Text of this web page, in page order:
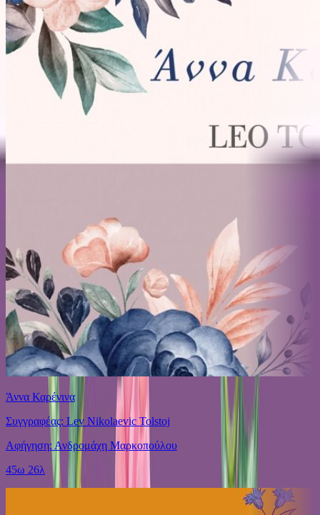
Άννα Καρένινα
Συγγραφέας: Lev Nikolaevic Tolstoj
Αφήγηση: Ανδρομάχη Μαρκοπούλου
45ω 26λ